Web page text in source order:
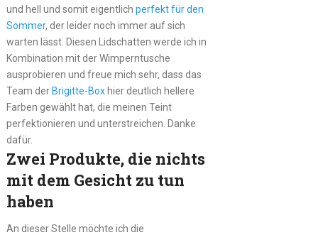
und hell und somit eigentlich perfekt für den
Sommer, der leider noch immer auf sich
warten lässt. Diesen Lidschatten werde ich in
Kombination mit der Wimperntusche
ausprobieren und freue mich sehr, dass das
Team der Brigitte-Boxhier deutlich hellere
Farben gewählt hat, die meinen Teint
perfektionieren und unterstreichen. Danke
dafür.
Zwei Produkte, die nichts
mit dem Gesicht zu tun
haben
An dieser Stelle möchte ich die